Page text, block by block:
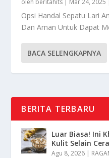
Opsi Handal Sepatu Lari
Dan Aman Untuk Dapat
BACA SELENGKAPNYA
BERITA TERBARU
Luar Biasa! Ini
Kulit Selain
Agu 8, 2026 |